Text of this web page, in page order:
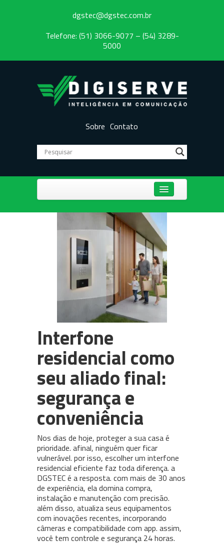
dgstec@dgstec.com.br
Telefone: (51) 3066-9077 – (54) 3289-
5000
Sobre Contato
PABX em Nuvem (cloud)
Câmeras para CFTV
WhatsApp Multiusuário
Interfone
residencial como
seu aliado final:
segurança e
conveniência
Nos dias de hoje, proteger a sua casa é
prioridade. afinal, ninguém quer ficar
vulnerável. por isso, escolher um interfone
residencial eficiente faz toda diferença. a
DGSTEC é a resposta. com mais de 30 anos
de experiência, ela domina compra,
instalação e manutenção com precisão.
além disso, atualiza seus equipamentos
com inovações recentes, incorporando
câmeras e compatibilidade com app. assim,
você tem controle e segurança 24 horas.